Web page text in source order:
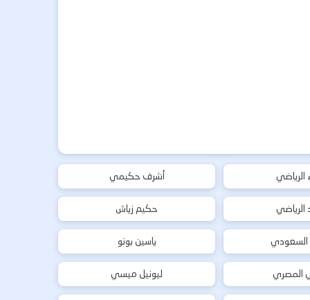
الرياضي
الرياضي
السعودي
المصري
أشرف حكيمي
حكيم زياش
ياسين بونو
ليونيل ميسي